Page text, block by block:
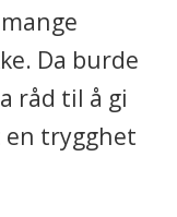
Da burde
råd til å gi
en trygghet